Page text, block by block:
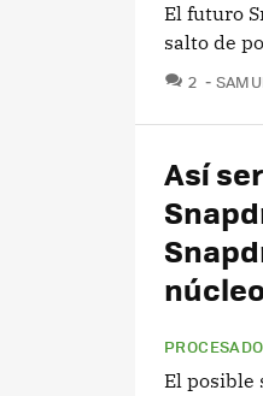
El futuro
salto de
2
Así
El posible